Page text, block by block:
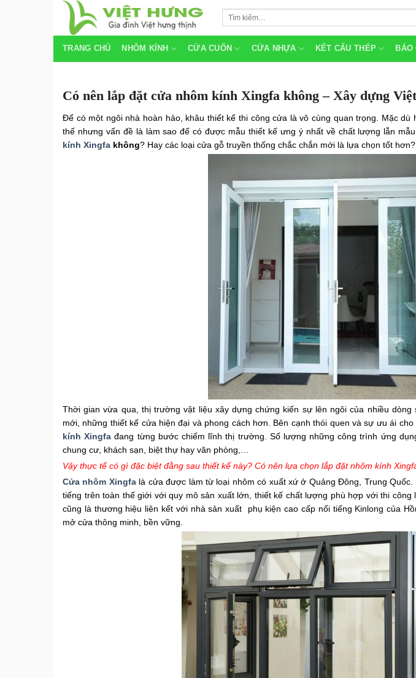
Skip
content
Tìm
TRANG CHỦ NHÔM KÍNH CỬA CUỐN CỬA NHỰA KẾT CẤU THÉP BÁO
Có nên lắp đặt cửa nhôm kính Xingfa không – Xây dựng
Để có một ngôi nhà hoàn hảo, khâu thiết kế thi công cửa là vô cùng quan trọng. Mặc
thế nhưng vấn đề là làm sao để có được mẫu thiết kế ưng ý nhất về chất lượng lẫn
kính Xingfa không? Hay các loại cửa gỗ truyền thống chắc chắn mới là lựa chọn tốt hơn?
Thời gian vừa qua, thị trường vật liệu xây dựng chứng kiến sự lên ngôi của nhiều dòng
mới, những thiết kế cửa hiện đại và phong cách hơn. Bên cạnh thói quen và sự ưu ái
kính Xingfa đang từng bước chiếm lĩnh thị trường. Số lượng những công trình ứng
chung cư, khách sạn, biệt thự hay văn phòng,…
Vậy thực tế có gì đặc biệt đằng sau thiết kế này? Có nên lựa chọn lắp đặt nhôm kính
Cửa nhôm Xingfalà cửa được làm từ loại nhôm có xuất xứ ở Quảng Đông, Trung
tiếng trên toàn thế giới với quy mô sản xuất lớn, thiết kế chất lượng phù hợp với thi
cũng là thương hiệu liên kết với nhà sản xuất phụ kiện cao cấp nổi tiếng Kinlong của
mở cửa thông minh, bền vững.